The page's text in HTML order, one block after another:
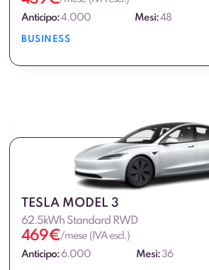
Anticipo:4.000 Mesi:48
BUSINESS
TESLA MODEL 3
62.5kWh Standard RWD
469€/mese (IVA escl.)
Anticipo: 6.000 Mesi:36